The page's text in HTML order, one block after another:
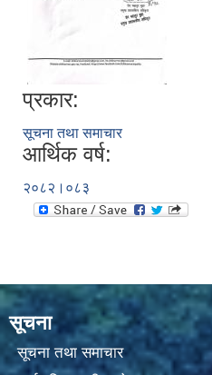
प्रकार:
सूचना तथा समाचार
आर्थिक वर्ष:
२०८२।०८३
सूचना
सूचना तथा समाचार